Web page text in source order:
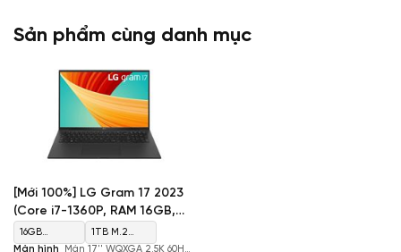
Sản phẩm cùng danh mục
[Mới 100%] LG Gram 17 2023
(Core i7-1360P, RAM 16GB,
SSD 1TB, Intel Iris Xe
Graphics, Màn 17'' WQXGA
16GB
1TB M.2
Màn hình
Màn 17'' WQXGA 2.5K 60Hz,